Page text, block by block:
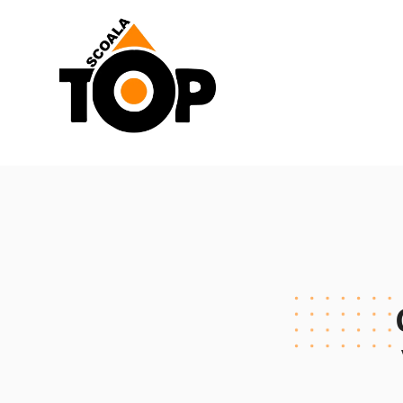
Scoala de Soferi TOP navigation